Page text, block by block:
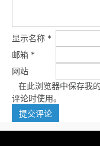
显示名称 *
邮箱 *
网站
在此浏览器中保存我
评论时使用。